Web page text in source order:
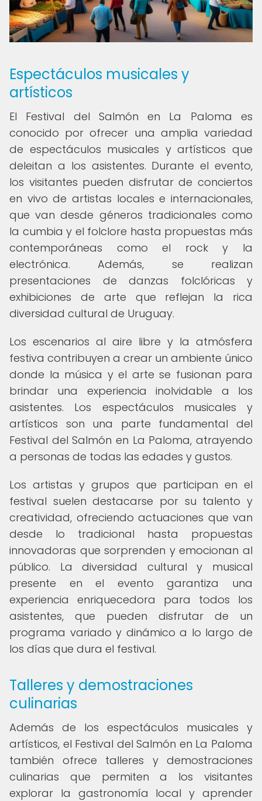
Espectáculos musicales y
artísticos
El Festival del Salmón en La Paloma es
conocido por ofrecer una amplia variedad
de espectáculos musicales y artísticos que
deleitan a los asistentes. Durante el evento,
los visitantes pueden disfrutar de conciertos
en vivo de artistas locales e internacionales,
que van desde géneros tradicionales como
la cumbia y el folclore hasta propuestas más
contemporáneas como el rock y la
electrónica. Además, se realizan
presentaciones de danzas folclóricas y
exhibiciones de arte que reflejan la rica
diversidad cultural de Uruguay.
Los escenarios al aire libre y la atmósfera
festiva contribuyen a crear un ambiente único
donde la música y el arte se fusionan para
brindar una experiencia inolvidable a los
asistentes. Los espectáculos musicales y
artísticos son una parte fundamental del
Festival del Salmón en La Paloma, atrayendo
a personas de todas las edades y gustos.
Los artistas y grupos que participan en el
festival suelen destacarse por su talento y
creatividad, ofreciendo actuaciones que van
desde lo tradicional hasta propuestas
innovadoras que sorprenden y emocionan al
público. La diversidad cultural y musical
presente en el evento garantiza una
experiencia enriquecedora para todos los
asistentes, que pueden disfrutar de un
programa variado y dinámico a lo largo de
los días que dura el festival.
Talleres y demostraciones
culinarias
Además de los espectáculos musicales y
artísticos, el Festival del Salmón en La Paloma
también ofrece talleres y demostraciones
culinarias que permiten a los visitantes
explorar la gastronomía local y aprender